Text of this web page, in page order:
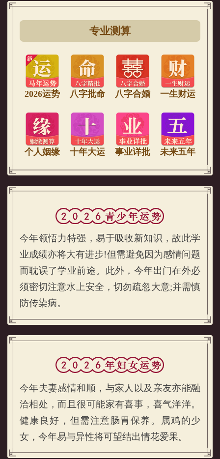
专业测算
2026运势 八字批命 八字合婚 一生财运
个人姻缘 十年大运 事业详批 未来五年
属鸡的青少年2026年运势
今年领悟力特强，易于吸收新知识，故此学
业成绩亦将大有进步!但需避免因为感情问题
而耽误了学业前途。此外，今年出门在外必
须密切注意水上安全，切勿疏忽大意;并需慎
防传染病。
今年夫妻感情和顺，与家人以及亲友亦能融
洽相处，而且很可能家有喜事，喜气洋洋。
健康良好，但需注意肠胃保养。属鸡的少
女，今年易与异性将可望结出情花爱果。